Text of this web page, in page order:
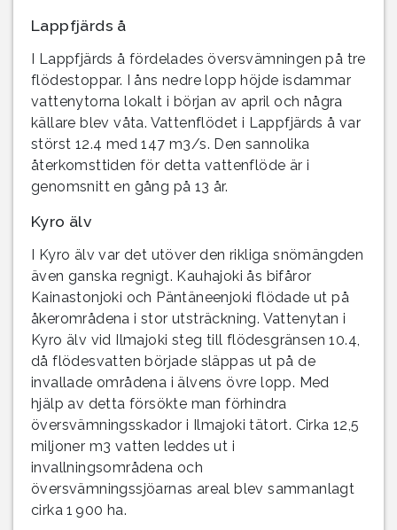
Lappfjärds å
I Lappfjärds å fördelades översvämningen på tre
flödestoppar. I åns nedre lopp höjde isdammar
vattenytorna lokalt i början av april och några
källare blev våta. Vattenflödet i Lappfjärds å var
störst 12.4 med 147 m3/s. Den sannolika
återkomsttiden för detta vattenflöde är i
genomsnitt en gång på 13 år.
Kyro älv
I Kyro älv var det utöver den rikliga snömängden
även ganska regnigt. Kauhajoki ås bifåror
Kainastonjoki och Päntäneenjoki flödade ut på
åkerområdena i stor utsträckning. Vattenytan i
Kyro älv vid Ilmajoki steg till flödesgränsen 10.4,
då flödesvatten började släppas ut på de
invallade områdena i älvens övre lopp. Med
hjälp av detta försökte man förhindra
översvämningsskador i Ilmajoki tätort. Cirka 12,5
miljoner m3 vatten leddes ut i
invallningsområdena och
översvämningssjöarnas areal blev sammanlagt
cirka 1 900 ha.